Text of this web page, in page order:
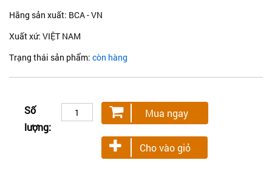
Hãng sản xuất: BCA - VN
Xuất xứ: VIỆT NAM
Trạng thái sản phẩm: còn hàng
Số
lượng:
Mua ngay
Cho vào giỏ